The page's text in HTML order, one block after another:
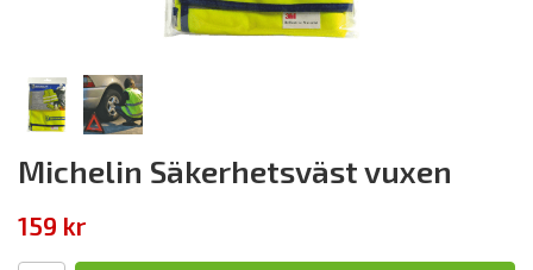
Michelin Säkerhetsväst vuxen
159 kr